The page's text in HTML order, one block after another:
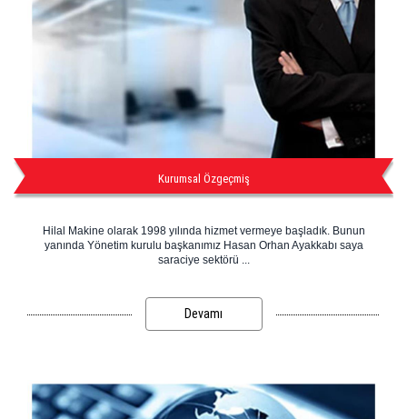
Kurumsal Özgeçmiş
Hilal Makine olarak 1998 yılında hizmet vermeye başladık. Bunun
yanında Yönetim kurulu başkanımız Hasan Orhan Ayakkabı saya
saraciye sektörü ...
Devamı